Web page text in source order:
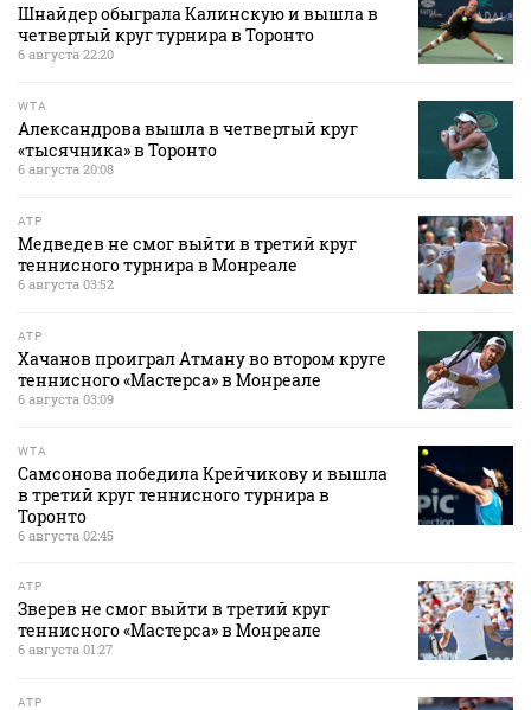
Шнайдер обыграла Калинскую и вышла в
четвертый круг турнира в Торонто
6 августа 22:20
WTA
Александрова вышла в четвертый круг
«тысячника» в Торонто
6 августа 20:08
ATP
Медведев не смог выйти в третий круг
теннисного турнира в Монреале
6 августа 03:52
ATP
Хачанов проиграл Атману во втором круге
теннисного «Мастерса» в Монреале
6 августа 03:09
WTA
Самсонова победила Крейчикову и вышла
в третий круг теннисного турнира в
Торонто
6 августа 02:45
ATP
Зверев не смог выйти в третий круг
теннисного «Мастерса» в Монреале
6 августа 01:27
ATP